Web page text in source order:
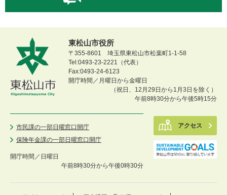
東松山市役所
〒355-8601 埼玉県東松山市松葉町1-1-58
Tel:0493-23-2221（代表）
Fax:0493-24-6123
開庁時間／月曜日から金曜日
（祝日、12月29日から1月3日を除く）
午前8時30分から午後5時15分
市民課の一部日曜窓口開庁
保険年金課の一部日曜窓口開庁
開庁時間／ 日曜日
午前8時30分から午後0時30分
アクセス